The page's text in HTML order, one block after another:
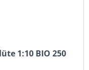
1:10 BIO 250